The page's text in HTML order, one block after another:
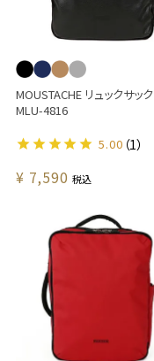
MOUSTACHE リュックサッ
MLU-4816
¥ 7,590 税込
5.00 （1）